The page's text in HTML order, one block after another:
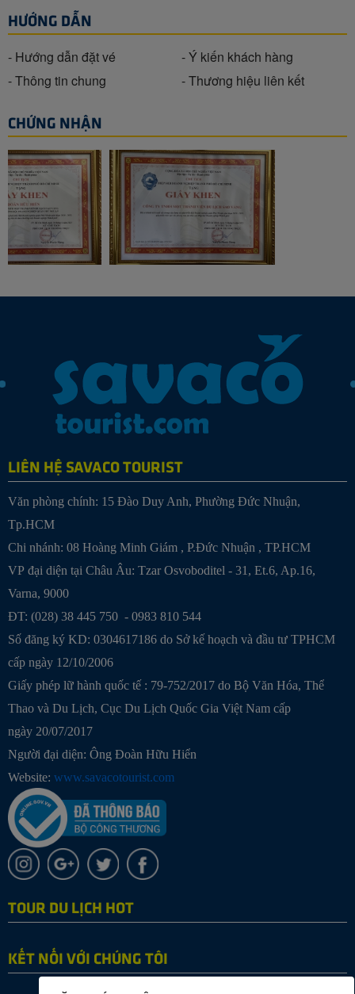
HƯỚNG DẪN
- Hướng dẫn đặt vé
- Ý kiến khách hàng
- Thông tin chung
- Thương hiệu liên kết
CHỨNG NHẬN
LIÊN HỆ SAVACO TOURIST
Văn phòng chính: 15 Đào Duy Anh, Phường Đức Nhuận,
Tp.HCM
Chi nhánh: 08 Hoàng Minh Giám , P.Đức Nhuận , TP.HCM
VP đại diện tại Châu Âu: Tzar Osvoboditel - 31, Et.6, Ap.16,
Varna, 9000
ĐT: (028) 38 445 750 - 0983 810 544
Số đăng ký KD: 0304617186 do Sở kế hoạch và đầu tư TPHCM
cấp ngày 12/10/2006
Giấy phép lữ hành quốc tế : 79-752/2017 do Bộ Văn Hóa, Thể
Thao và Du Lịch, Cục Du Lịch Quốc Gia Việt Nam cấp
ngày 20/07/2017
Người đại diện: Ông Đoàn Hữu Hiển
Website: www.savacotourist.com
TOUR DU LỊCH HOT
KẾT NỐI VỚI CHÚNG TÔI